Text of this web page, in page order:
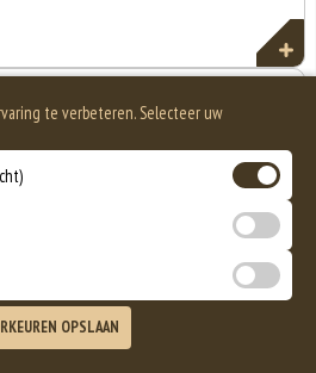
champignons, paprika en
€17.75
kipfilet, doner, en
Totaal
€0,00
te verbeteren. Selecteer uw
OPSLAAN